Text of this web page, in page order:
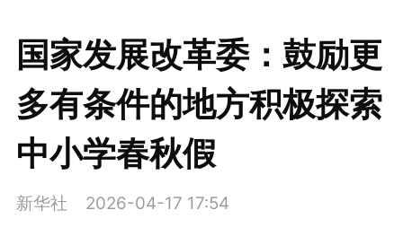
国家发展改革委：鼓励更
多有条件的地方积极探索
中小学春秋假
新华社 2026-04-17 17:54